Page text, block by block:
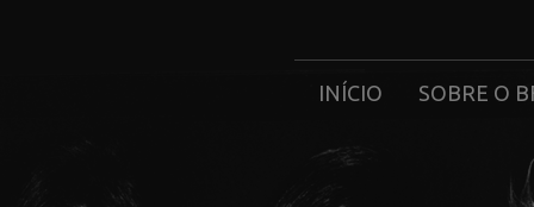
INÍCIO SOBRE O